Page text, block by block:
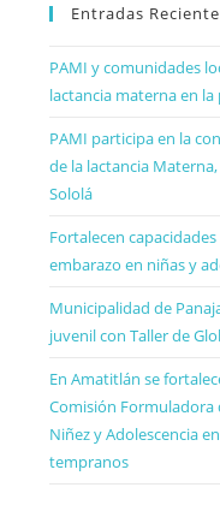
Entradas
PAMI y comunidades
lactancia materna en
PAMI participa en la
de la lactancia
Sololá
Fortalecen
embarazo en niñas y
Municipalidad de
juvenil con Taller de
En Amatitlán se
Comisión Formuladora
Niñez y Adolescencia
tempranos